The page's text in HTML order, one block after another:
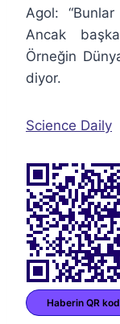
Agol:
Ancak
Örneğin
diyor.
Science Daily
Haberin QR